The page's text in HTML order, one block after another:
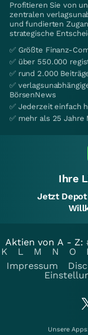
Profitieren Sie von
zentralen
und fundierten
strategische
✅ Größte Finanz-
✅ über 550.000
✅ rund 2.000
✅
BörsenNews
✅ Jederzeit einfach
✅ mehr als 25 Jahre
Ihre
Jetzt Depot
Aktien von A - Z:
K
L M N O
Impressum
Unsere